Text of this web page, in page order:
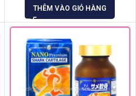
THÊM VÀO GIỎ HÀNG